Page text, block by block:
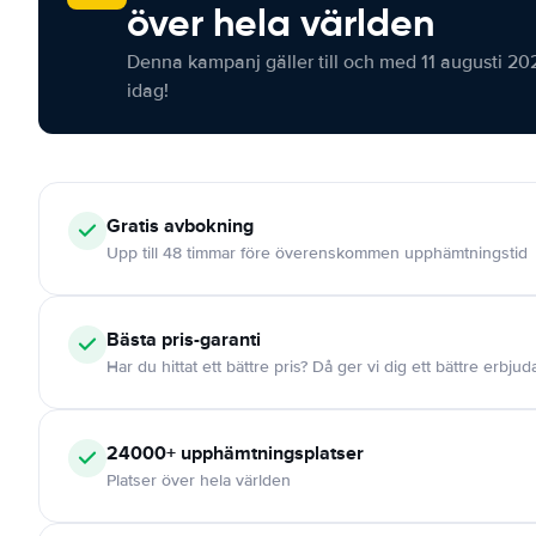
över hela världen
Denna kampanj gäller till och med 11 augusti
idag!
Gratis avbokning
Upp till 48 timmar före överenskommen upphämtningstid
Bästa pris-garanti
Har du hittat ett bättre pris? Då ger vi dig ett bättre
24000+ upphämtningsplatser
Platser över hela världen